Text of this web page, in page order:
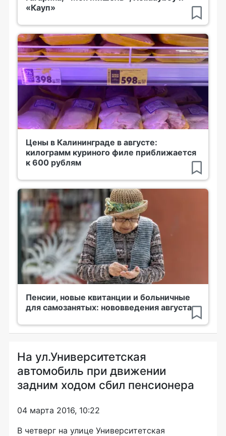
«Кауп»
Цены в Калининграде в августе:
килограмм куриного филе приближается
к 600 рублям
Пенсии, новые квитанции и больничные
для самозанятых: нововведения августа
На ул.Университетская
автомобиль при движении
задним ходом сбил пенсионера
04 марта 2016, 10:22
В четверг на улице Университетская